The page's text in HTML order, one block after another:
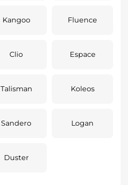
Kangoo Fluence
Clio Espace
Talisman Koleos
Sandero Logan
Duster